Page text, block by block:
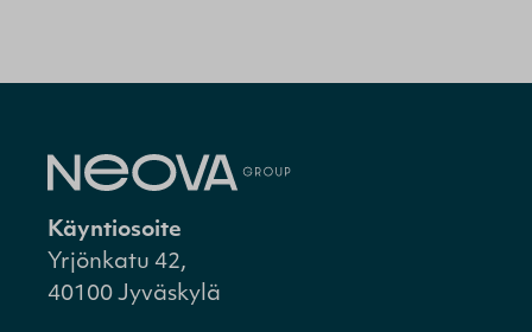
Käyntiosoite
Yrjönkatu 42,
40100 Jyväskylä